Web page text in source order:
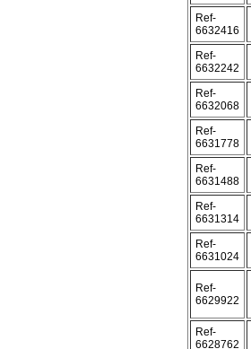
Ref-
6632416
Ref-
6632242
Ref-
6632068
Ref-
6631778
Ref-
6631488
Ref-
6631314
Ref-
6631024
Ref-
6629922
Ref-
6628762